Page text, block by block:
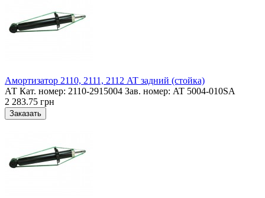
Амортизатор 2110, 2111, 2112 AT задний (стойка)
АТ Кат. номер: 2110-2915004 Зав. номер: AT 5004-010SA
2 283.75 грн